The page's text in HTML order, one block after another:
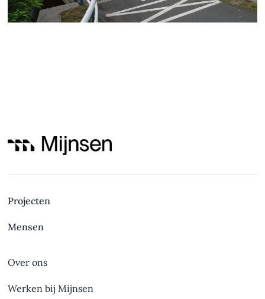
Beweegbare bruggen Vlaamse
Projecten
Mensen
Over ons
Werken bij Mijnsen